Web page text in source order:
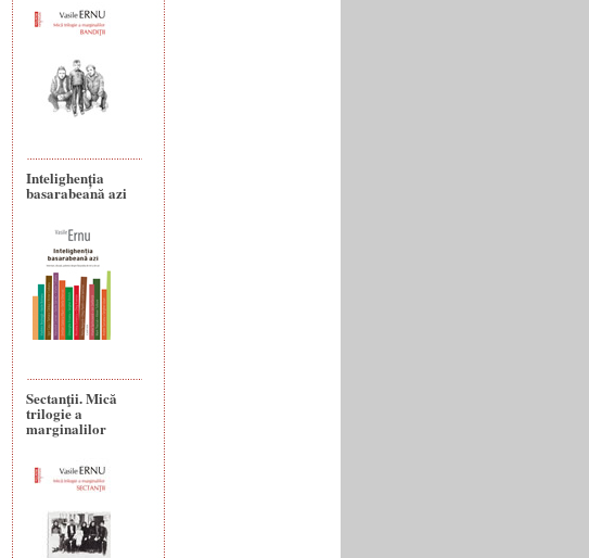
Intelighenția
basarabeană azi
Sectanţii. Mică
trilogie a
marginalilor